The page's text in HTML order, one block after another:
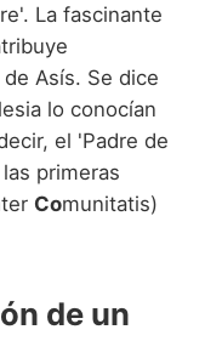
La fascinante
Asís. Se dice
lo conocían
el 'Padre de
primeras
ter Comunitatis)
de un